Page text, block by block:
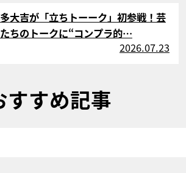
イル
大吉が「立ちトーーク」初参戦！芸
ちのトークに“コンプラ的…
2026.07.23
すすめ記事